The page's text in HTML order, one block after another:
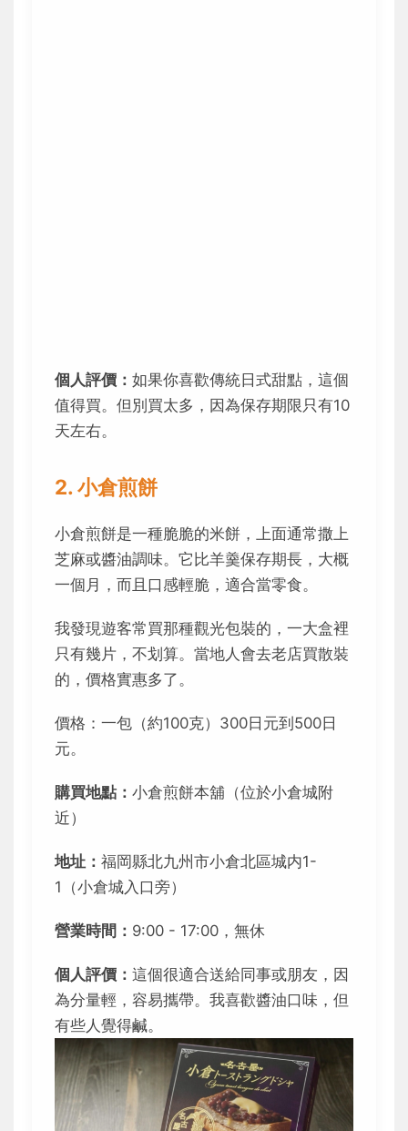
個人評價： 如果你喜歡傳統日式甜點，這個
值得買。但別買太多，因為保存期限只有10
天左右。
2. 小倉煎餅
小倉煎餅是一種脆脆的米餅，上面通常撒上
芝麻或醬油調味。它比羊羹保存期長，大概
一個月，而且口感輕脆，適合當零食。
我發現遊客常買那種觀光包裝的，一大盒裡
只有幾片，不划算。當地人會去老店買散裝
的，價格實惠多了。
價格：一包（約100克）300日元到500日
元。
購買地點： 小倉煎餅本舖（位於小倉城附
近）
地址： 福岡縣北九州市小倉北區城内1-
1（小倉城入口旁）
營業時間： 9:00 - 17:00，無休
個人評價： 這個很適合送給同事或朋友，因
為分量輕，容易攜帶。我喜歡醬油口味，但
有些人覺得鹹。